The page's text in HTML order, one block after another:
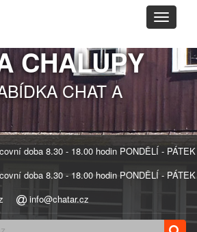
Toggle
CHALUPY
CHAT A
doba 8.30 - 18.00 hodin PONDĚLÍ - PÁTEK
doba 8.30 - 18.00 hodin PONDĚLÍ - PÁTEK
info@chatar.cz